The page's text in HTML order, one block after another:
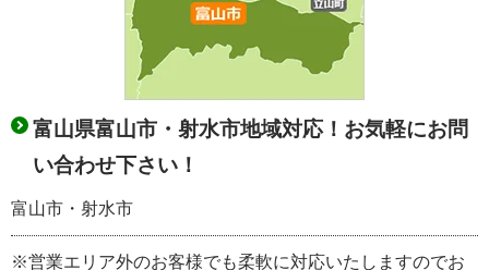
富山県富山市・射水市地域対応！お気軽にお問
い合わせ下さい！
富山市・射水市
※営業エリア外のお客様でも柔軟に対応いたしますのでお